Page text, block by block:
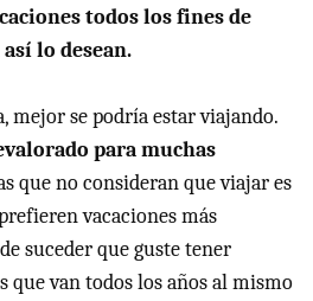
todos los fines de
lo desean.
mejor se podría estar viajando.
para muchas
que no consideran que viajar es
vacaciones más
suceder que guste tener
que van todos los años al mismo